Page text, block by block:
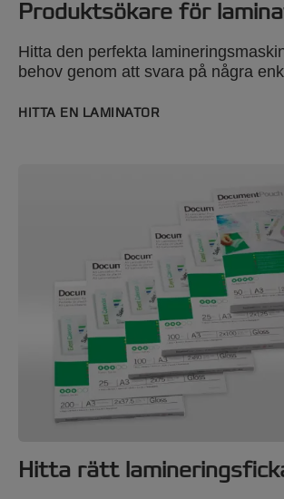
Produktsökare för
Hitta den perfekta
behov genom att svara på några
HITTA EN LAMINATOR
Hitta rätt